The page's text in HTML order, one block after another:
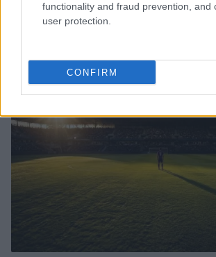
functionality and fraud prevention, and
user protection.
CONFIRM
Dall’Europeo Under 19 alla Serie B: il
Alessandro Dellavalle